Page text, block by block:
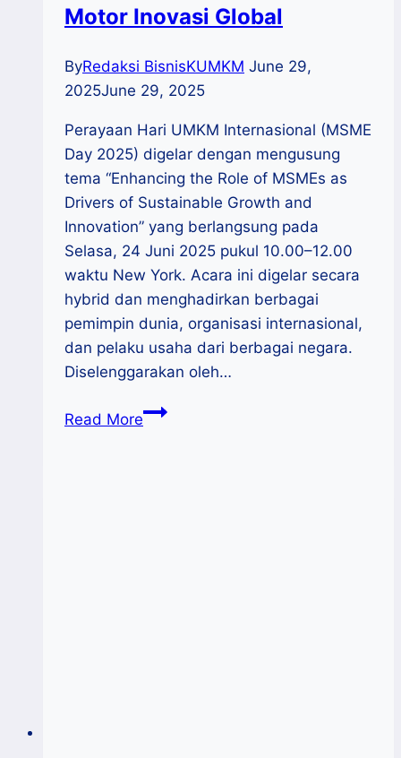
Motor Inovasi Global
ByRedaksi BisnisKUMKM June 29,
2025June 29, 2025
Perayaan Hari UMKM Internasional (MSME
Day 2025) digelar dengan mengusung
tema “Enhancing the Role of MSMEs as
Drivers of Sustainable Growth and
Innovation” yang berlangsung pada
Selasa, 24 Juni 2025 pukul 10.00–12.00
waktu New York. Acara ini digelar secara
hybrid dan menghadirkan berbagai
pemimpin dunia, organisasi internasional,
dan pelaku usaha dari berbagai negara.
Diselenggarakan oleh…
Read MoreMSME